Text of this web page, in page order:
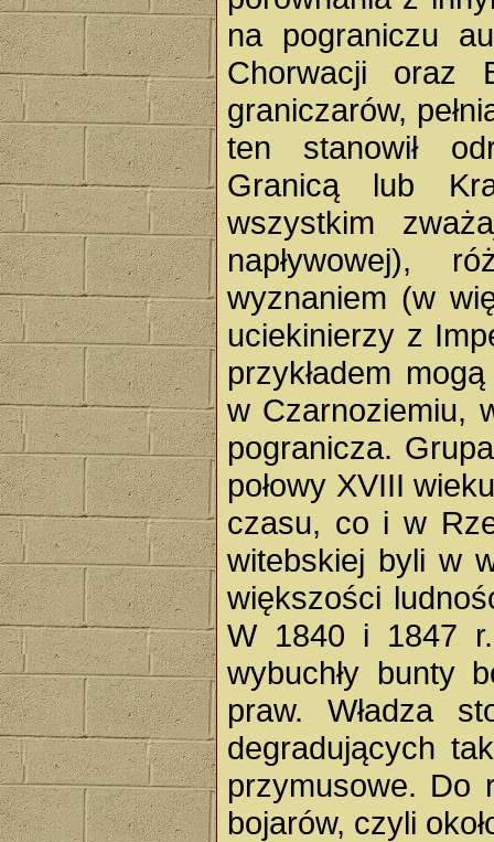
na pograniczu
Chorwacji oraz
graniczarów,
ten stanowił
Granicą lub
wszystkim
napływowej),
wyznaniem (w
uciekinierzy z
przykładem
w Czarnoziemiu,
pogranicza.
połowy XVIII
czasu, co i w
witebskiej byli w
większości
W 1840 i 1847
wybuchły bunty
praw. Władza
degradujących
przymusowe. Do
bojarów, czyli